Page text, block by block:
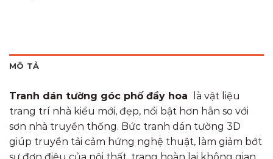
MÔ TẢ
Tranh dán tường góc phố đầy hoa
là vật liệu
trang trí nhà kiểu mới, đẹp, nổi bật hơn hẳn so với
sơn nhà truyền thống. Bức tranh dán tường 3D
giúp truyền tải cảm hứng nghệ thuật, làm giảm bớt